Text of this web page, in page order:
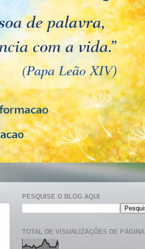
PESQUISE O BLOG AQUI
TOTAL DE VISUALIZAÇÕES DE PÁGINA